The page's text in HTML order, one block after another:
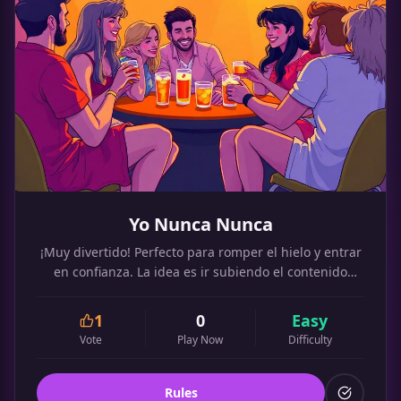
Yo Nunca Nunca
¡Muy divertido! Perfecto para romper el hielo y entrar
en confianza. La idea es ir subiendo el contenido
1
Vote
0
Play Now
Easy
Difficulty
Rules